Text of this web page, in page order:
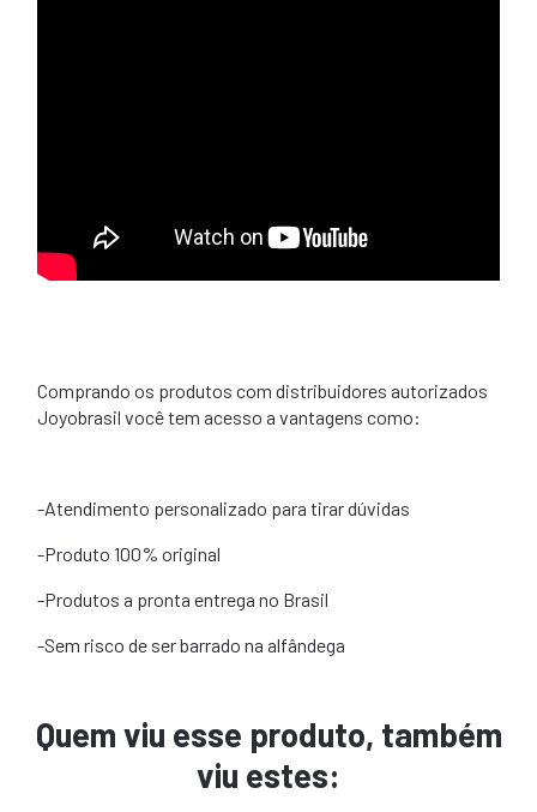
Comprando os produtos com distribuidores autorizados
Joyobrasil você tem acesso a vantagens como:
-Atendimento personalizado para tirar dúvidas
-Produto 100% original
-Produtos a pronta entrega no Brasil
-Sem risco de ser barrado na alfândega
Quem viu esse produto, também
viu estes: